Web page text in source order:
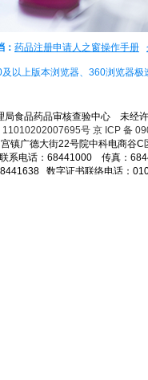
： 药品注册申请人之窗操作手册
以上版本浏览器、360浏览器
局食品药品审核查验中心 未经
11010202007695号 京 ICP 备
镇广德大街22号院中科电商谷
系电话：68441000 传真：
数字证书联络电话：